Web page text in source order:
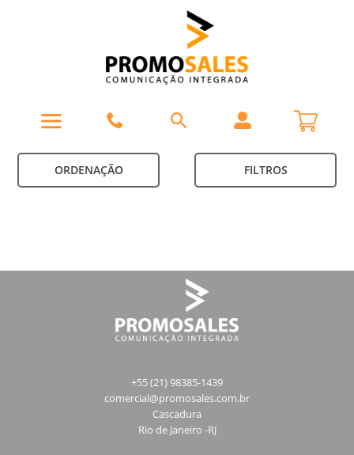
ORDENAÇÃO FILTROS
+55 (21) 98385-1439
comercial@promosales.com.br
Cascadura
Rio de Janeiro -RJ